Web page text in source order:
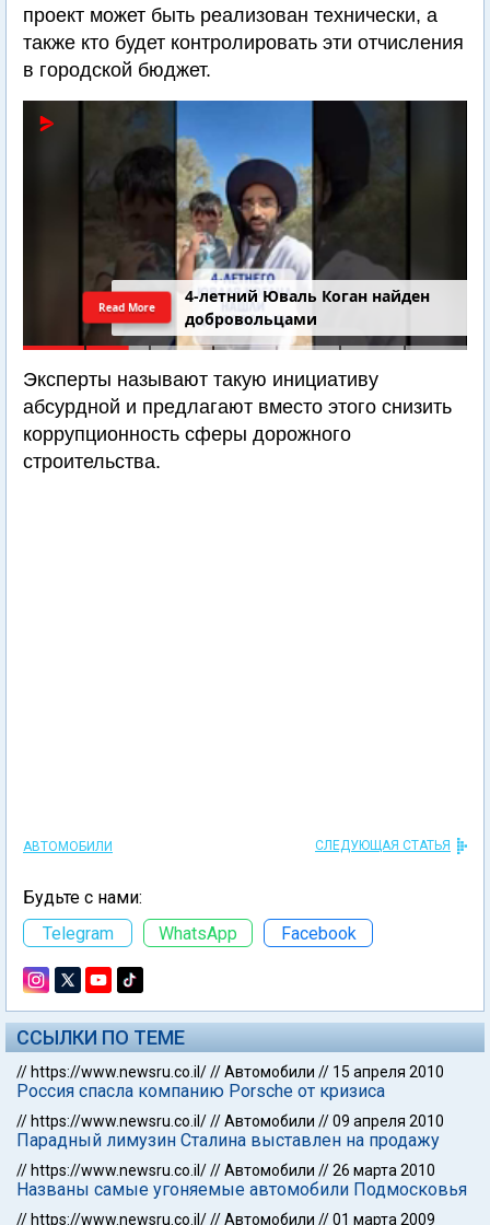
проект может быть реализован технически, а
также кто будет контролировать эти отчисления
в городской бюджет.
4-летний Юваль Коган найден
добровольцами
Read More
Эксперты называют такую инициативу
абсурдной и предлагают вместо этого снизить
коррупционность сферы дорожного
строительства.
АВТОМОБИЛИ СЛЕДУЮЩАЯ СТАТЬЯ
Будьте с нами:
Telegram
WhatsApp Facebook
ССЫЛКИ ПО ТЕМЕ
// https://www.newsru.co.il///Автомобили // 15 апреля 2010
Россия спасла компанию Porsche от кризиса
// https://www.newsru.co.il///Автомобили //09 апреля 2010
Парадный лимузин Сталина выставлен на продажу
// https://www.newsru.co.il///Автомобили //26 марта 2010
Названы самые угоняемые автомобили Подмосковья
// https://www.newsru.co.il///Автомобили //01 марта 2009